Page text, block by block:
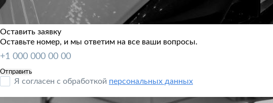
Оставить заявку
Оставьте номер, и мы ответим на все ваши вопросы.
Я согласен с обработкой персональных данных